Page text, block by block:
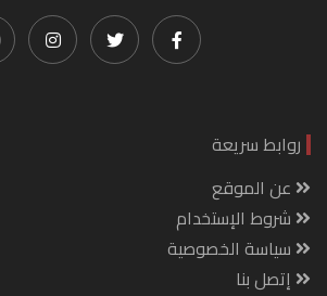
روابط سريعة
عن الموقع
شروط الإستخدام
سياسة الخصوصية
إتصل بنا